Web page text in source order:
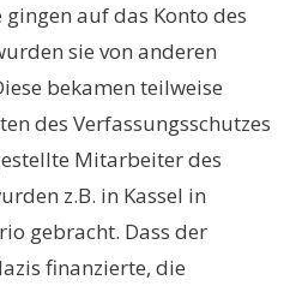
auf das Konto des
sie von anderen
bekamen teilweise
des Verfassungsschutzes
Mitarbeiter des
z.B. in Kassel in
gebracht. Dass der
finanzierte, die